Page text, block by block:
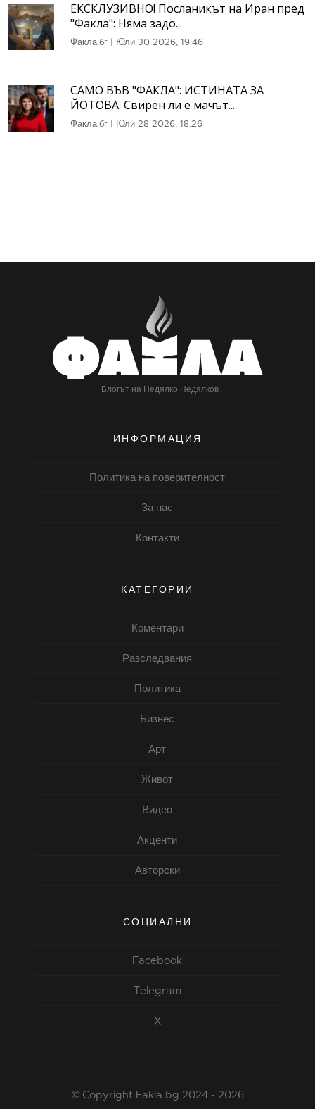
ЕКСКЛУЗИВНО! Посланикът на Иран пред
"Факла": Няма задо...
Факла.бг | Юли 30 2026, 19:46
САМО ВЪВ "ФАКЛА": ИСТИНАТА ЗА
ЙОТОВА. Свирен ли е мачът...
Факла.бг | Юли 28 2026, 18:26
Блогът на Недялко Недялков
ИНФОРМАЦИЯ
Политика на поверителност
За нас
Контакти
КАТЕГОРИИ
Коментари
Разследвания
Политика
Бизнес
Арт
Живот
Видео
Акценти
Авторски
СОЦИАЛНИ
Facebook
Telegram
X
© Copyright Fakla.bg 2024 - 2026